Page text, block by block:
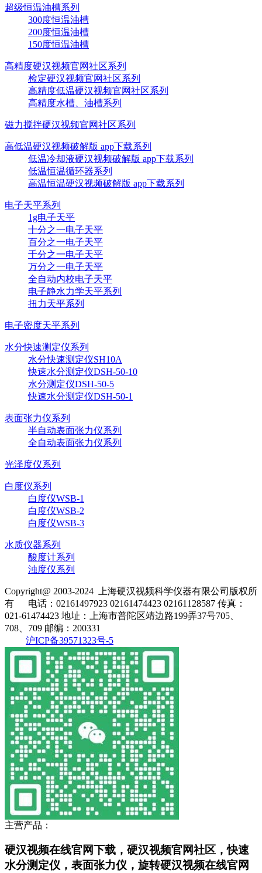
超级恒温油槽系列
300度恒温油槽
200度恒温油槽
150度恒温油槽
高精度硬汉视频官网社区系列
检定硬汉视频官网社区系列
高精度低温硬汉视频官网社区系列
高精度水槽、油槽系列
磁力搅拌硬汉视频官网社区系列
高低温硬汉视频破解版 app下载系列
低温冷却液硬汉视频破解版 app下载系列
低温恒温循环器系列
高温恒温硬汉视频破解版 app下载系列
电子天平系列
1g电子天平
十分之一电子天平
百分之一电子天平
千分之一电子天平
万分之一电子天平
全自动内校电子天平
电子静水力学天平系列
扭力天平系列
电子密度天平系列
水分快速测定仪系列
水分快速测定仪SH10A
快速水分测定仪DSH-50-10
水分测定仪DSH-50-5
快速水分测定仪DSH-50-1
表面张力仪系列
半自动表面张力仪系列
全自动表面张力仪系列
光泽度仪系列
白度仪系列
白度仪WSB-1
白度仪WSB-2
白度仪WSB-3
水质仪器系列
酸度计系列
浊度仪系列
Copyright@ 2003-2024 上海硬汉视频科学仪器有限公司 版权所
有 电话：02161497923 02161474423 02161128587 传真：
021-61474423 地址：上海市普陀区靖边路199弄37号705、
708、709 邮编：200331
沪ICP备39571323号-5
主营产品：
硬汉视频在线官网下载，硬汉视频官网社区，快速
水分测定仪，表面张力仪，旋转硬汉视频在线官网